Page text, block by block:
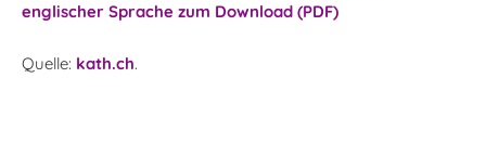
englischer Sprache zum Download (PDF)
Quelle: kath.ch.